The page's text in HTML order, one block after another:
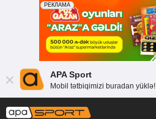
APA Sport
Mobil tətbiqimizi buradan yüklə!